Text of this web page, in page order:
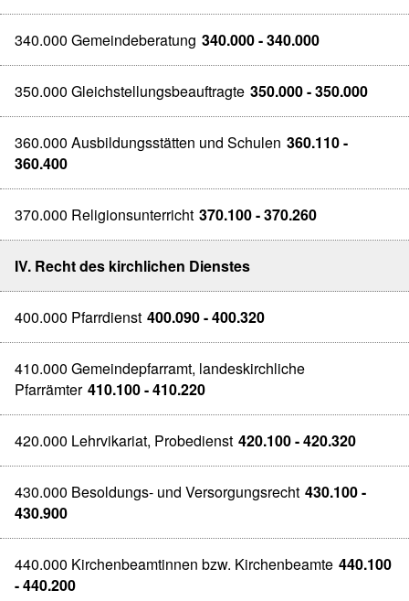
340.000 Gemeindeberatung 340.000 - 340.000
350.000 Gleichstellungsbeauftragte 350.000 - 350.000
360.000 Ausbildungsstätten und Schulen 360.110 -
360.400
370.000 Religionsunterricht 370.100 - 370.260
IV. Recht des kirchlichen Dienstes
400.000 Pfarrdienst 400.090 - 400.320
410.000 Gemeindepfarramt, landeskirchliche
Pfarrämter 410.100 - 410.220
420.000 Lehrvikariat, Probedienst 420.100 - 420.320
430.000 Besoldungs- und Versorgungsrecht 430.100 -
430.900
440.000 Kirchenbeamtinnen bzw. Kirchenbeamte 440.100
- 440.200